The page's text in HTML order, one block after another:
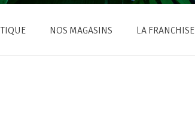
NOS MAGASINS LA FRANCHISE